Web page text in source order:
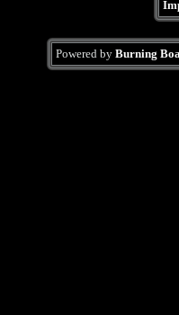
Powered by Burning